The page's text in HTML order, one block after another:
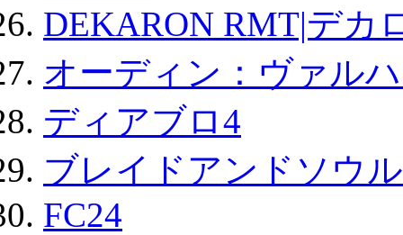
DEKARON RMT|デカ
オーディン：ヴァル
ディアブロ4
ブレイドアンドソウ
FC24